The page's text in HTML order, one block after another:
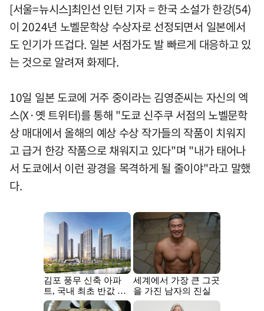
[서울=뉴시스]최인선 인턴 기자 = 한국 소설가 한강(54)
이 2024년 노벨문학상 수상자로 선정되면서 일본에서
도 인기가 뜨겁다. 일본 서점가도 발 빠르게 대응하고 있
는 것으로 알려져 화제다.
10일 일본 도쿄에 거주 중이라는 김영준씨는 자신의 엑
스(X·옛 트위터)를 통해 "도쿄 신주쿠 서점의 노벨문학
상 매대에서 올해의 예상 수상 작가들의 작품이 치워지
고 급거 한강 작품으로 채워지고 있다"며 "내가 태어나
서 도쿄에서 이런 광경을 목격하게 될 줄이야"라고 말했
다.